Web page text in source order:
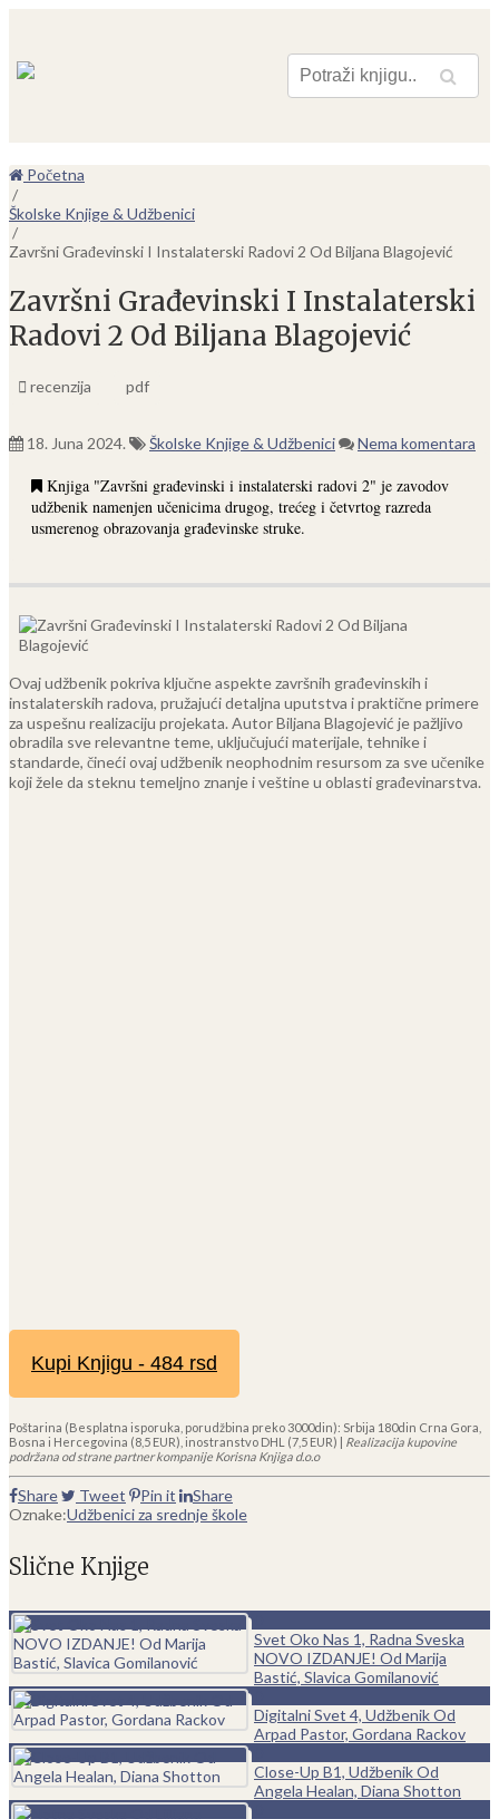
Pretraga
Početna
/
Školske Knjige & Udžbenici
/
Završni Građevinski I Instalaterski Radovi 2 Od Biljana Blagojević
Završni Građevinski I Instalaterski
Radovi 2 Od Biljana Blagojević
recenzija pdf
18. Juna 2024. Školske Knjige & Udžbenici Nema komentara
Knjiga "Završni građevinski i instalaterski radovi 2" je zavodov
udžbenik namenjen učenicima drugog, trećeg i četvrtog razreda
usmerenog obrazovanja građevinske struke.
Ovaj udžbenik pokriva ključne aspekte završnih građevinskih i
instalaterskih radova, pružajući detaljna uputstva i praktične primere
za uspešnu realizaciju projekata. Autor Biljana Blagojević je pažljivo
obradila sve relevantne teme, uključujući materijale, tehnike i
standarde, čineći ovaj udžbenik neophodnim resursom za sve učenike
koji žele da steknu temeljno znanje i veštine u oblasti građevinarstva.
Kupi Knjigu - 484 rsd
Poštarina (Besplatna isporuka, porudžbina preko 3000din): Srbija 180din Crna Gora,
Bosna i Hercegovina (8,5 EUR), inostranstvo DHL (7,5 EUR) | Realizacija kupovine
podržana od strane partner kompanije Korisna Knjiga d.o.o
Share Tweet Pin it
Share
Oznake:Udžbenici za srednje škole
Slične Knjige
Svet Oko Nas 1, Radna Sveska
NOVO IZDANJE! Od Marija
Bastić, Slavica Gomilanović
Digitalni Svet 4, Udžbenik Od
Arpad Pastor, Gordana Rackov
Close-Up B1, Udžbenik Od
Angela Healan, Diana Shotton